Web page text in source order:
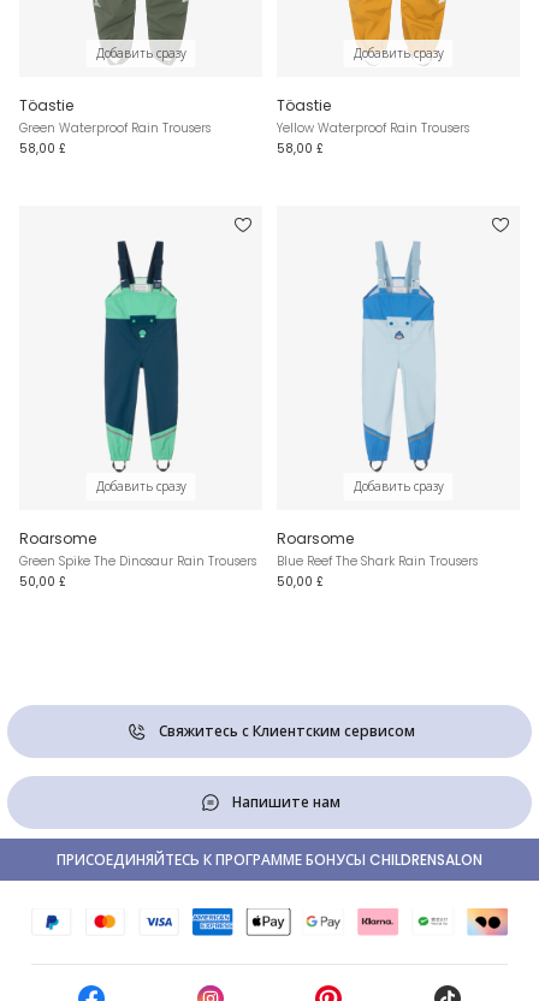
Добавить сразу
Töastie
Green Waterproof Rain Trousers
58,00 £
Добавить сразу
Töastie
Yellow Waterproof Rain Trousers
58,00 £
Добавить сразу
Roarsome
Green Spike The Dinosaur Rain Trousers
50,00 £
Добавить сразу
Roarsome
Blue Reef The Shark Rain Trousers
50,00 £
Свяжитесь с Клиентским сервисом
Напишите нам
ПРИСОЕДИНЯЙТЕСЬ К ПРОГРАММЕ БОНУСЫ CHILDRENSALON